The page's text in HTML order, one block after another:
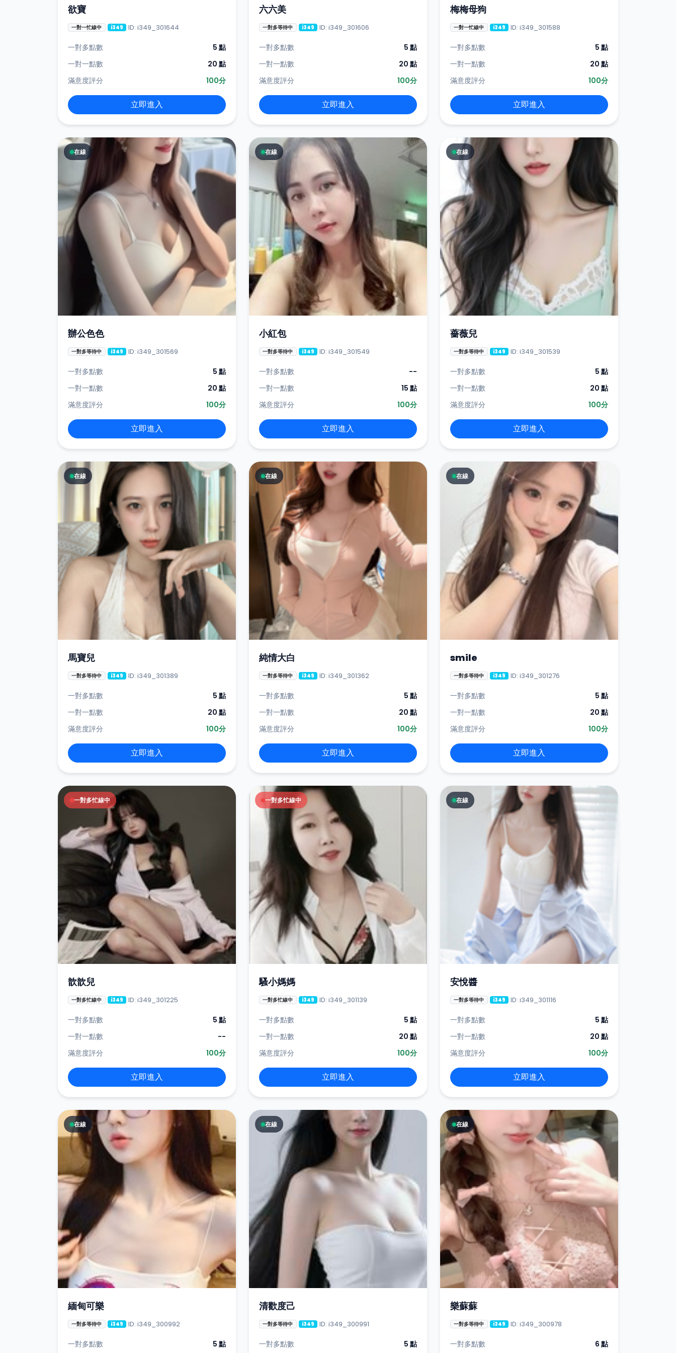
欲寶
一對一忙線中 i349 ID: i349_301644
一對多點數
5 點
一對一點數
20 點
滿意度評分
100分
立即進入
六六美
一對多等待中 i349 ID: i349_301606
一對多點數
5 點
一對一點數
20 點
滿意度評分
100分
立即進入
梅梅母狗
一對一忙線中 i349 ID: i349_301588
一對多點數
5 點
一對一點數
20 點
滿意度評分
100分
立即進入
在線
辦公色色
一對多等待中 i349 ID: i349_301569
一對多點數
5 點
一對一點數
20 點
滿意度評分
100分
立即進入
在線
小紅包
一對多等待中 i349 ID: i349_301549
一對多點數
--
一對一點數
15 點
滿意度評分
100分
立即進入
在線
薔薇兒
一對多等待中 i349 ID: i349_301539
一對多點數
5 點
一對一點數
20 點
滿意度評分
100分
立即進入
在線
馬寶兒
一對多等待中 i349 ID: i349_301389
一對多點數
5 點
一對一點數
20 點
滿意度評分
100分
立即進入
在線
純情大白
一對多等待中 i349 ID: i349_301362
一對多點數
5 點
一對一點數
20 點
滿意度評分
100分
立即進入
在線
smile
一對多等待中 i349 ID: i349_301276
一對多點數
5 點
一對一點數
20 點
滿意度評分
100分
立即進入
一對多忙線中
歆歆兒
一對多忙線中 i349 ID: i349_301225
一對多點數
5 點
一對一點數
--
滿意度評分
100分
立即進入
一對多忙線中
騷小媽媽
一對多忙線中 i349 ID: i349_301139
一對多點數
5 點
一對一點數
20 點
滿意度評分
100分
立即進入
在線
安悅醬
一對多等待中 i349 ID: i349_301116
一對多點數
5 點
一對一點數
20 點
滿意度評分
100分
立即進入
在線
緬甸可樂
一對多等待中 i349 ID: i349_300992
一對多點數 5 點
在線
清歡度己
一對多等待中 i349 ID: i349_300991
一對多點數 5 點
在線
樂蘇蘇
一對多等待中 i349 ID: i349_300978
一對多點數 6 點